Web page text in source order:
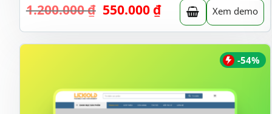
1.200.000₫ Giá
là:
1.200.000 ₫.
550.000 ₫Giá
hiện
tại
là:
Xem demo
-54%